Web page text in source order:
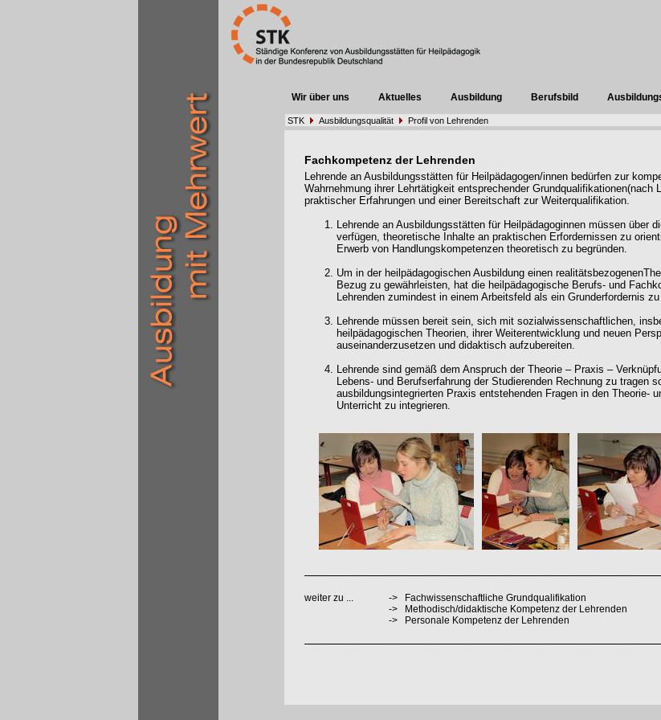
Wir über uns Aktuelles Ausbildung Berufsbild
STK Ausbildungsqualität Profil von Lehrenden
Fachkompetenz der Lehrenden
Lehrende an Ausbildungsstätten für Heilpädagogen/innen bedürfen zur
Wahrnehmung ihrer Lehrtätigkeit entsprechender Grundqualifikationen(nach
praktischer Erfahrungen und einer Bereitschaft zur Weiterqualifikation.
Lehrende an Ausbildungsstätten für Heilpädagoginnen müssen über
verfügen, theoretische Inhalte an praktischen Erfordernissen zu
Erwerb von Handlungskompetenzen theoretisch zu begründen.
Um in der heilpädagogischen Ausbildung einen
Bezug zu gewährleisten, hat die heilpädagogische Berufs- und
Lehrenden zumindest in einem Arbeitsfeld als ein Grunderfordernis
Lehrende müssen bereit sein, sich mit sozialwissenschaftlichen,
heilpädagogischen Theorien, ihrer Weiterentwicklung und neuen
auseinanderzusetzen und didaktisch aufzubereiten.
Lehrende sind gemäß dem Anspruch der Theorie – Praxis –
Lebens- und Berufserfahrung der Studierenden Rechnung zu tragen
ausbildungsintegrierten Praxis entstehenden Fragen in den Theorie-
Unterricht zu integrieren.
weiter zu ... ->
Fachwissenschaftliche Grundqualifikation
->
Methodisch/didaktische Kompetenz der Lehrenden
->
Personale Kompetenz der Lehrenden